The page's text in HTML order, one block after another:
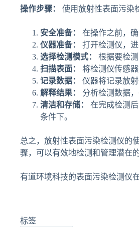
操作步骤： 使用放射性表面污染
安全准备：
在操作之前，
仪器准备：
打开检测仪，
选择检测模式：
根据要检
扫描表面：
将检测仪传感
记录数据：
仪器将记录放
解释结果：
分析检测数据
清洁和存储：
在完成检测
条件下。
总之，放射性表面污染检测仪的
骤，可以有效地检测和管理潜在
有道环境科技的表面污染检测仪
标签